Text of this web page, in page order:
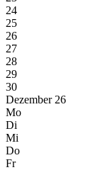
24
25
26
27
28
29
30
Dezember 26
Mo
Di
Mi
Do
Fr